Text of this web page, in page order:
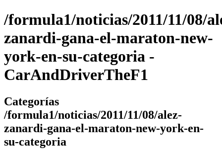
/formula1/noticias/2011/11/08/
zanardi-gana-el-maraton-new-
york-en-su-categoria -
CarAndDriverTheF1
Categorías
/formula1/noticias/2011/11/08/alez-
zanardi-gana-el-maraton-new-york-en-
su-categoria